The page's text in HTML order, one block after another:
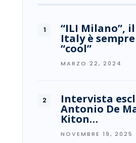
“ILI Milano”,
Italy è sempre
“cool”
MARZO 22, 2024
Intervista
Antonio De
Kiton…
NOVEMBRE 19, 2025